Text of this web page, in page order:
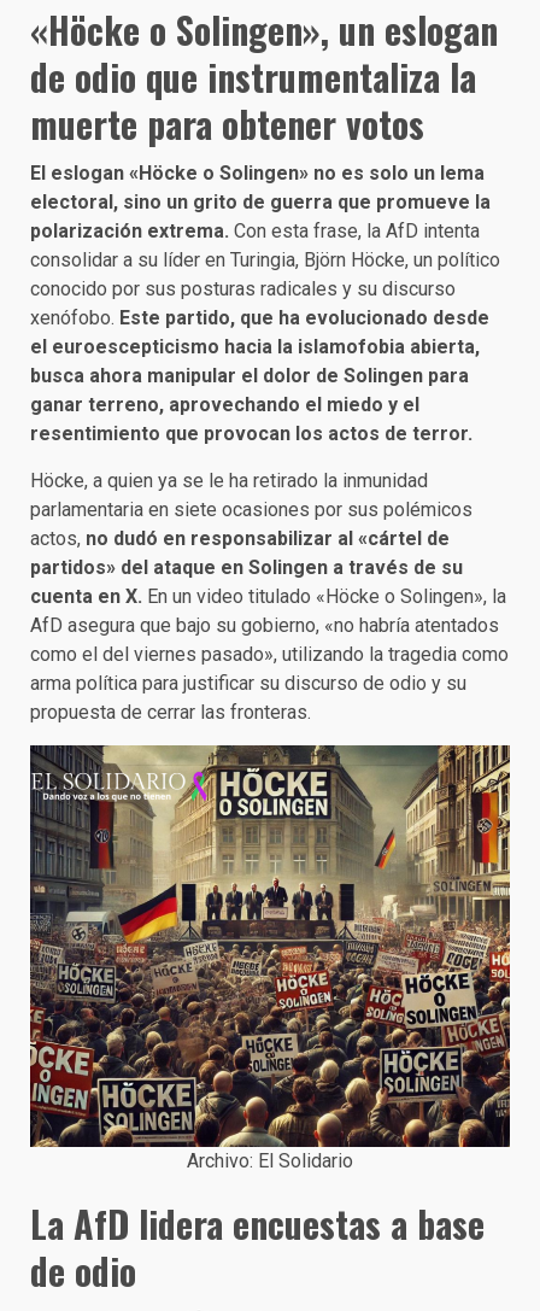
«Höcke o Solingen», un eslogan
de odio que instrumentaliza la
muerte para obtener votos
El eslogan «Höcke o Solingen» no es solo un lema
electoral, sino un grito de guerra que promueve la
polarización extrema. Con esta frase, la AfD intenta
consolidar a su líder en Turingia, Björn Höcke, un político
conocido por sus posturas radicales y su discurso
xenófobo. Este partido, que ha evolucionado desde
el euroescepticismo hacia la islamofobia abierta,
busca ahora manipular el dolor de Solingen para
ganar terreno, aprovechando el miedo y el
resentimiento que provocan los actos de terror.
Höcke, a quien ya se le ha retirado la inmunidad
parlamentaria en siete ocasiones por sus polémicos
actos, no dudó en responsabilizar al «cártel de
partidos» del ataque en Solingen a través de su
cuenta en X. En un video titulado «Höcke o Solingen», la
AfD asegura que bajo su gobierno, «no habría atentados
como el del viernes pasado», utilizando la tragedia como
arma política para justificar su discurso de odio y su
propuesta de cerrar las fronteras.
Archivo: El Solidario
La AfD lidera encuestas a base
de odio